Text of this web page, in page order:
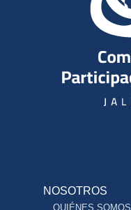
NOSOTROS
QUIÉNES SOMOS